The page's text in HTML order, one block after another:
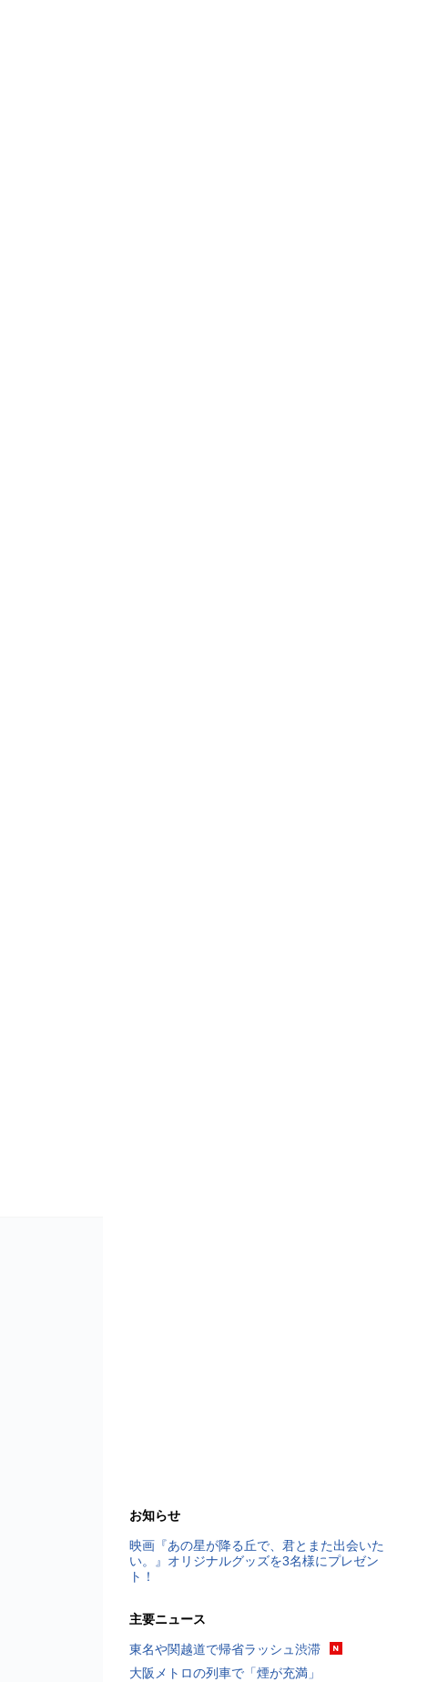
お知らせ
映画『あの星が降る丘で、君とまた出会いた
い。』オリジナルグッズを3名様にプレゼン
ト！
主要ニュース
東名や関越道で帰省ラッシュ渋滞
大阪メトロの列車で「煙が充満」